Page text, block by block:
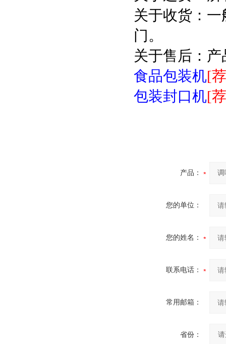
关于收货：
门。
关于售后：
食品包装机[
包装封口机[
产品：
您的单位：
您的姓名：
联系电话：
常用邮箱：
省份：